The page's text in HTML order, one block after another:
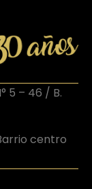
5 – 46 / B.
centro